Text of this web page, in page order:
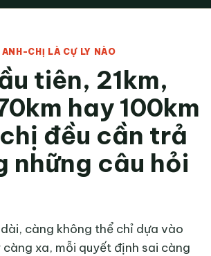
ANH-CHỊ LÀ CỰ LY NÀO
tiên, 21km,
hay 100km
đều cần trả
những câu hỏi
càng không thể chỉ dựa vào
càng xa, mỗi quyết định sai càng